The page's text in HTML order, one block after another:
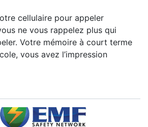
cellulaire pour appeler
ne vous rappelez plus qui
Votre mémoire à court terme
vous avez l’impression